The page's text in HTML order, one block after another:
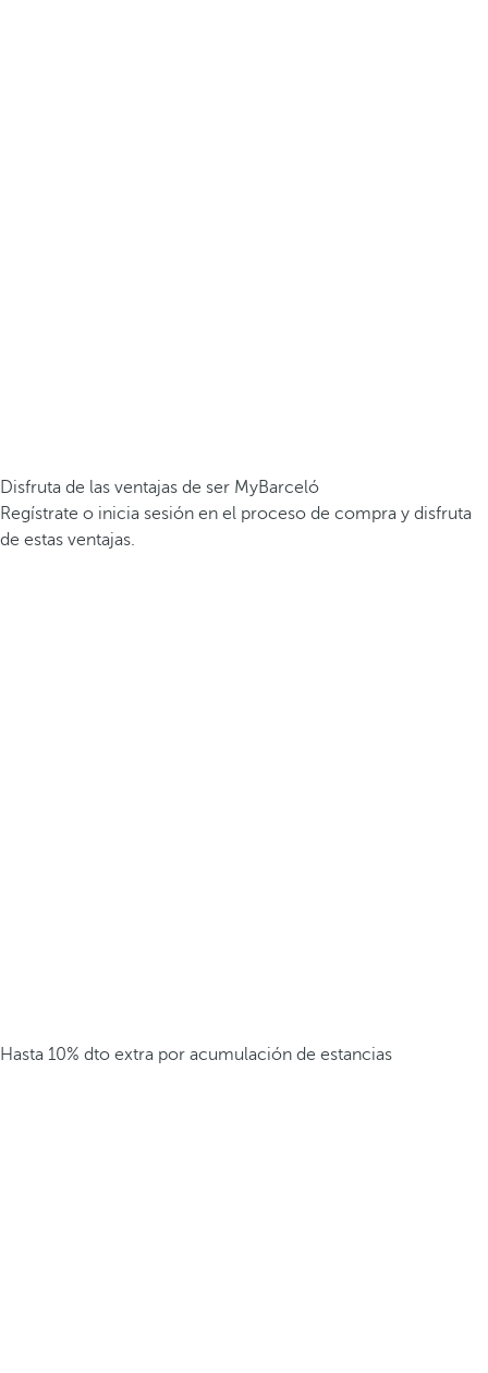
Disfruta de las ventajas de ser MyBarceló
Regístrate o inicia sesión en el proceso de compra y disfruta
de estas ventajas.
Hasta 10% dto extra por acumulación de estancias